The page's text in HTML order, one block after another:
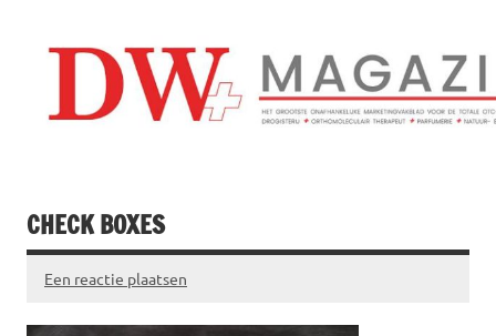
inhoud
CHECK BOXES
Een reactie plaatsen